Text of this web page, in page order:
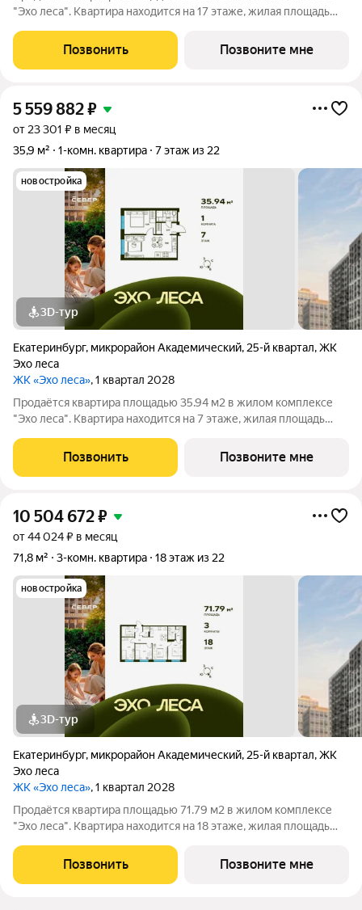
"Эхо леса". Квартира находится на 17 этаже, жилая площадь
особенностей планировки изолированные комнаты с окнами
на одну сторону, 1
Позвонить Позвоните мне
5 559 882₽
от 23 301 ₽ в месяц
35,9 м²
1-комн. квартира 7 этаж из 22
новостройка
3D-тур
Екатеринбург, микрорайон Академический, 25-й квартал,ЖК
Эхо леса
ЖК «Эхо леса», 1 квартал 2028
Продаётся квартира площадью 35.94 м2 в жилом комплексе
"Эхо леса". Квартира находится на 7 этаже, жилая площадь
особенностей планировки изолированные комнаты с окнами
на одну сторону, 1
Позвонить Позвоните мне
10 504 672₽
от 44 024 ₽ в месяц
71,8 м²
3-комн. квартира 18 этаж из 22
новостройка
3D-тур
Екатеринбург, микрорайон Академический, 25-й квартал,ЖК
Эхо леса
ЖК «Эхо леса», 1 квартал 2028
Продаётся квартира площадью 71.79 м2 в жилом комплексе
"Эхо леса". Квартира находится на 18 этаже, жилая площадь
особенностей планировки изолированные комнаты с окнами
на одну сторону, 1
Позвонить Позвоните мне